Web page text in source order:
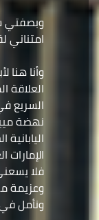
وبصفتي
امتناني
وأنا
العلاقة
السريع
فلا
وعزيمة
ونأمل